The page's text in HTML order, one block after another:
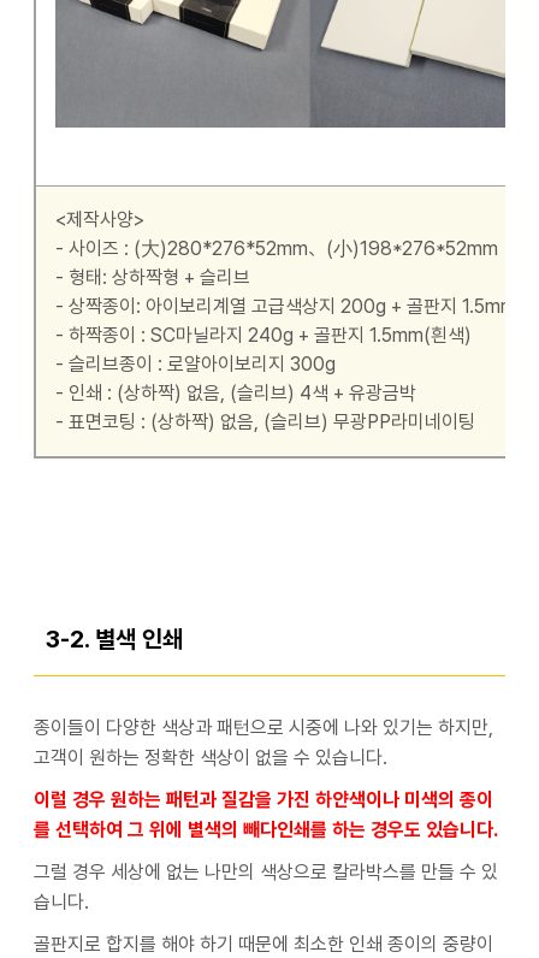
<제작사양>
- 사이즈 : (大)280*276*52mm、(小)198*276*52mm
- 형태: 상하짝형 + 슬리브
- 상짝종이: 아이보리계열 고급색상지 200g + 골판지 1.5mm(
- 하짝종이 : SC마닐라지 240g + 골판지 1.5mm(흰색)
- 슬리브종이 : 로얄아이보리지 300g
- 인쇄 : (상하짝) 없음, (슬리브) 4색 + 유광금박
- 표면코팅 : (상하짝) 없음, (슬리브) 무광PP라미네이팅
3-2. 별색 인쇄
종이들이 다양한 색상과 패턴으로 시중에 나와 있기는 하지만,
고객이 원하는 정확한 색상이 없을 수 있습니다.
이럴 경우 원하는 패턴과 질감을 가진 하얀색이나 미색의 종이
를 선택하여 그 위에 별색의 빼다인쇄를 하는 경우도 있습니다.
그럴 경우 세상에 없는 나만의 색상으로 칼라박스를 만들 수 있
습니다.
골판지로 합지를 해야 하기 때문에 최소한 인쇄 종이의 중량이